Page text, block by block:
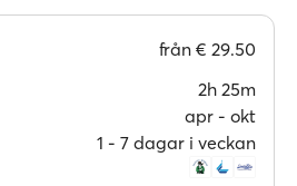
från € 29.50
2h 25m
apr ‐ okt
1 ‐ 7 dagar i veckan